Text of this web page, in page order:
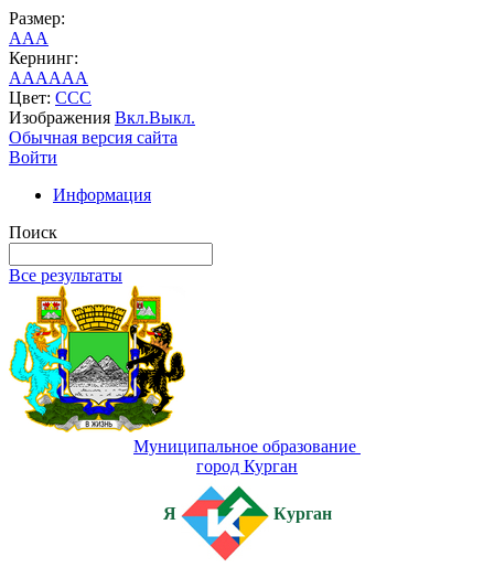
Размер:
AAA
Кернинг:
AAAAAA
Цвет: CCC
Изображения Вкл.Выкл.
Обычная версия сайта
Войти
Информация
Поиск
Все результаты
Муниципальное образование
город Курган
Я Курган